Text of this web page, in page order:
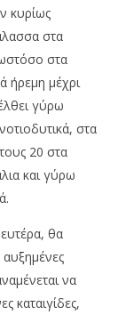
κυρίως
στα
στα
ήρεμη μέχρι
γύρω
στα
20 στα
και γύρω
θα
αυξημένες
να
καταιγίδες,